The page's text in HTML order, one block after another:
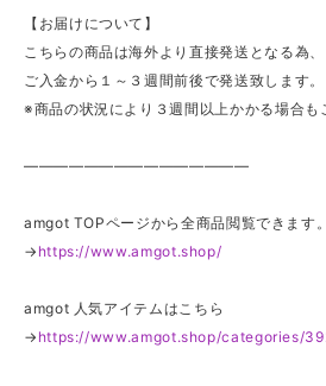
【お届けについて】
こちらの商品は海外より直接発送となる為、
ご入金から１～３週間前後で発送致します。
※商品の状況により３週間以上かかる場合も
———————————————
amgot TOPページから全商品閲覧できます。
→ https://www.amgot.shop/
amgot 人気アイテムはこちら
→ https://www.amgot.shop/categories/